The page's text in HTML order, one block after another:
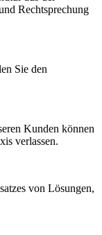
Rechtsprechung
Sie den
Kunden können
verlassen.
von Lösungen,